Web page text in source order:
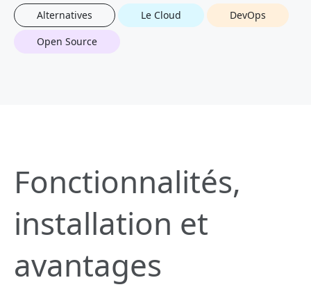
Alternatives Le Cloud
DevOps
Open Source
Fonctionnalités,
installation et
avantages